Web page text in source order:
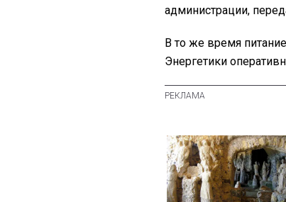
администрации,
В то же время
Энергетики